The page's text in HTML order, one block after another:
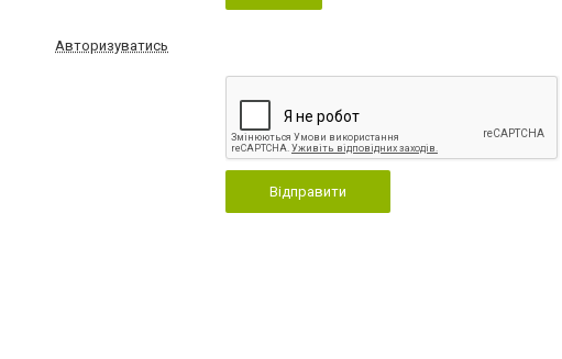
Авторизуватись
Відправити